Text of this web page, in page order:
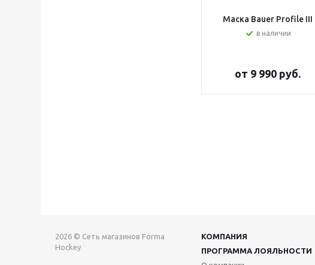
Маска Bauer Profile III
в наличии
от 9 990 руб.
2026 © Сеть магазинов Forma
Hockey
КОМПАНИЯ
ПРОГРАММА ЛОЯЛЬНОСТИ